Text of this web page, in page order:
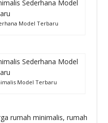
Model Terbaru
Model Terbaru
rumah minimalis, rumah